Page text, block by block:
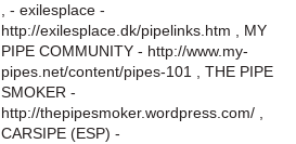
, - exilesplace -
http://exilesplace.dk/pipelinks.htm , MY
PIPE COMMUNITY - http://www.my-
pipes.net/content/pipes-101 , THE PIPE
SMOKER -
http://thepipesmoker.wordpress.com/ ,
CARSIPE (ESP) -